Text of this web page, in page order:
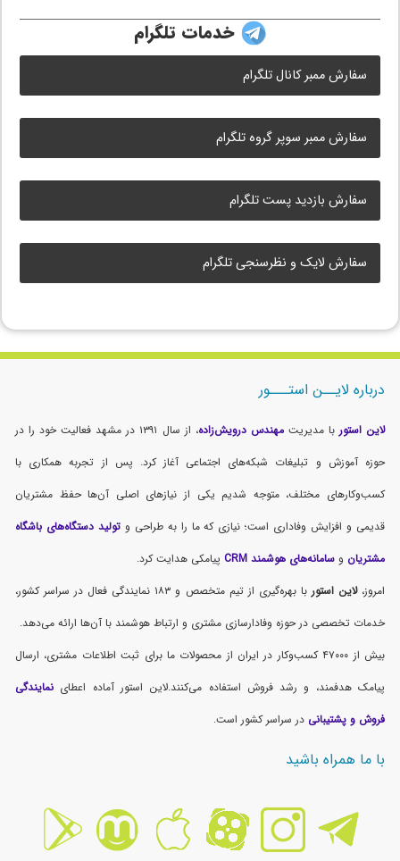
خدمات تلگرام
سفارش ممبر کانال تلگرام
سفارش ممبر سوپر گروه تلگرام
سفارش بازدید پست تلگرام
سفارش لایک و نظرسنجی تلگرام